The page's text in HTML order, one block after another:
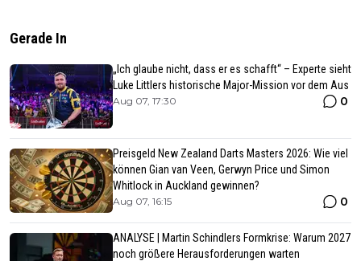
Gerade In
„Ich glaube nicht, dass er es schafft“ – Experte sieht
Luke Littlers historische Major-Mission vor dem Aus
Aug 07, 17:30 0
Preisgeld New Zealand Darts Masters 2026: Wie viel
können Gian van Veen, Gerwyn Price und Simon
Whitlock in Auckland gewinnen?
Aug 07, 16:15 0
ANALYSE | Martin Schindlers Formkrise: Warum 2027
noch größere Herausforderungen warten